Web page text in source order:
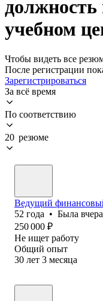
должность
учебном
Чтобы видеть все
После регистрации
Зарегистрироваться
За всё время
По соответствию
20 резюме
Ведущий
52 года • Была вчера
250 000 ₽
Не ищет работу
Общий опыт
30 лет 3 месяца